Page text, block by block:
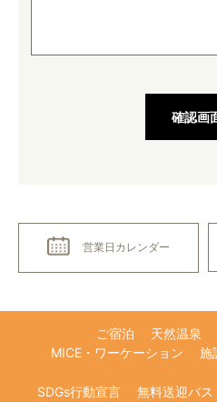
営業日カレンダー
ご宿泊 天然温泉
MICE・ワーケーション
施
SDGs行動宣言 無料送迎バス